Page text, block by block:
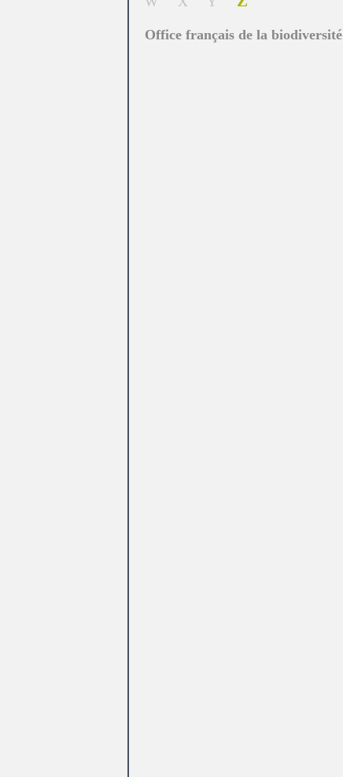
Office français de la biodiversité